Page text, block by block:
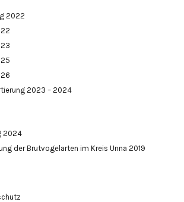
2022
2023 – 2024
2024
der Brutvogelarten im Kreis Unna 2019